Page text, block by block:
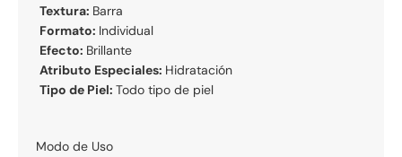
Textura: Barra
Formato: Individual
Efecto: Brillante
Atributo Especiales: Hidratación
Tipo de Piel: Todo tipo de piel
Modo de Uso